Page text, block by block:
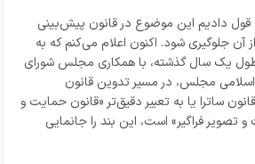
دادیم این موضوع در قانون پیش‌بینی
آن جلوگیری شود. اکنون اعلام می‌کنم که به
یک سال گذشته، با همکاری مجلس شورای
مجلس، در مسیر تدوین قانون
ساترا یا به تعبیر دقیق‌تر «قانون حمایت و
فراگیر» است، این بند را جانمایی